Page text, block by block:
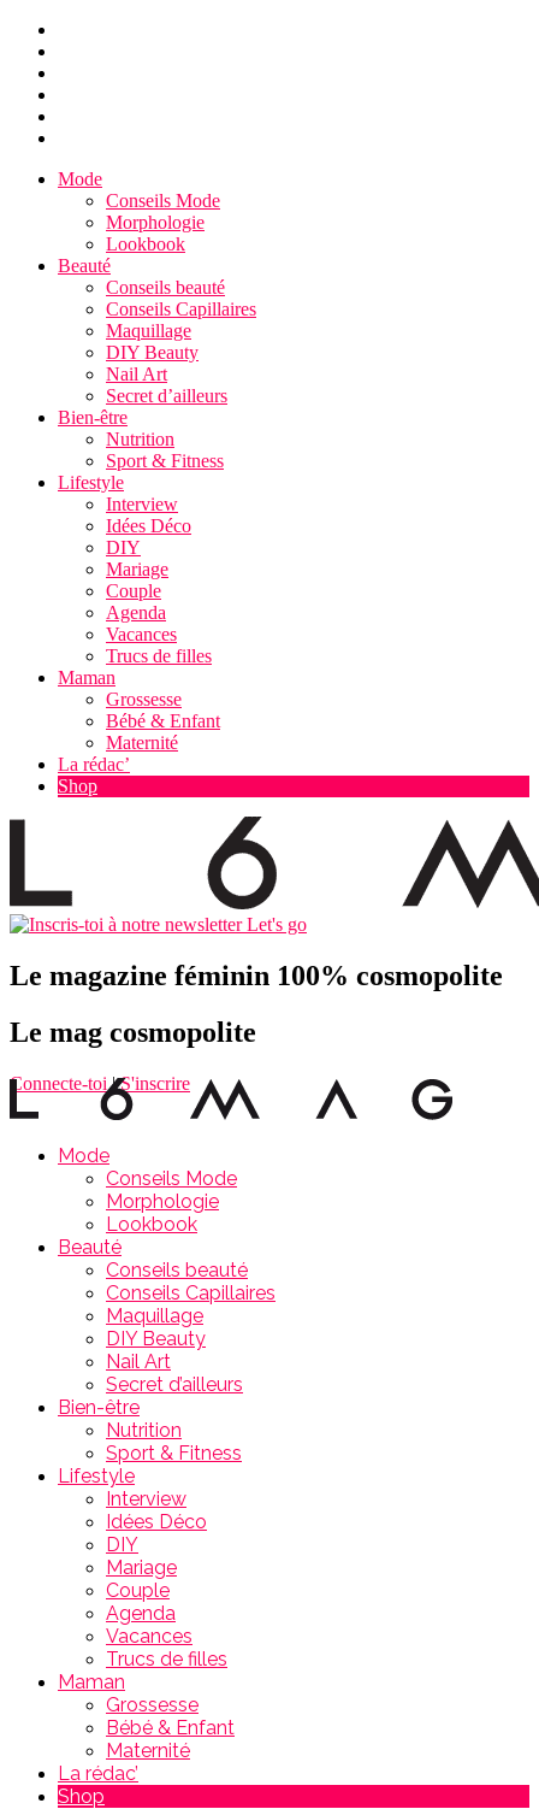
Mode
Conseils Mode
Morphologie
Lookbook
Beauté
Conseils beauté
Conseils Capillaires
Maquillage
DIY Beauty
Nail Art
Secret d’ailleurs
Bien-être
Nutrition
Sport & Fitness
Lifestyle
Interview
Idées Déco
DIY
Mariage
Couple
Agenda
Vacances
Trucs de filles
Maman
Grossesse
Bébé & Enfant
Maternité
La rédac’
Shop
Let's go
Le magazine féminin 100% cosmopolite
Le mag cosmopolite
Connecte-toi|S'inscrire
Mode
Conseils Mode
Morphologie
Lookbook
Beauté
Conseils beauté
Conseils Capillaires
Maquillage
DIY Beauty
Nail Art
Secret d’ailleurs
Bien-être
Nutrition
Sport & Fitness
Lifestyle
Interview
Idées Déco
DIY
Mariage
Couple
Agenda
Vacances
Trucs de filles
Maman
Grossesse
Bébé & Enfant
Maternité
La rédac’
Shop